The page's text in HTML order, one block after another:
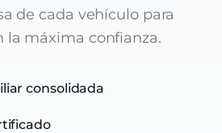
de cada vehículo para
la máxima confianza.
consolidada